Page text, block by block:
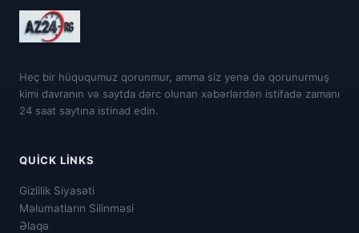
Heç bir hüququmuz qorunmur, amma siz yenə də qorunurmuş
kimi davranın və saytda dərc olunan xəbərlərdən istifadə zamanı
24 saat saytına istinad edin.
QUICK LINKS
Gizlilik Siyasəti
Məlumatların Silinməsi
Əlaqə